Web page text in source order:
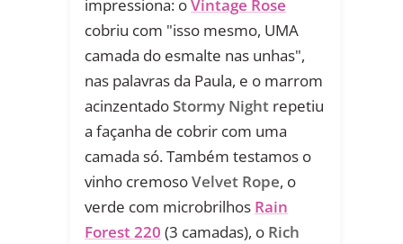
impressiona: oVintage Rose
cobriu com "isso mesmo, UMA
camada do esmalte nas unhas",
nas palavras da Paula, e o marrom
acinzentadoStormy Night repetiu
a façanha de cobrir com uma
camada só. Também testamos o
vinho cremosoVelvet Rope, o
verde com microbrilhos Rain
Forest 220 (3 camadas), o Rich